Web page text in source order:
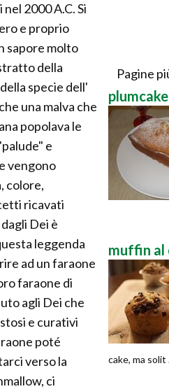
2000 A.C. Si
e proprio
sapore molto
della
specie dell'
una malva che
popolava le
e
vengono
colore,
ricavati
Dei è
leggenda
ad un faraone
faraone di
agli Dei che
e curativi
poté
verso la
ci
Pagine
plumcake
muffin al
cake, ma solit